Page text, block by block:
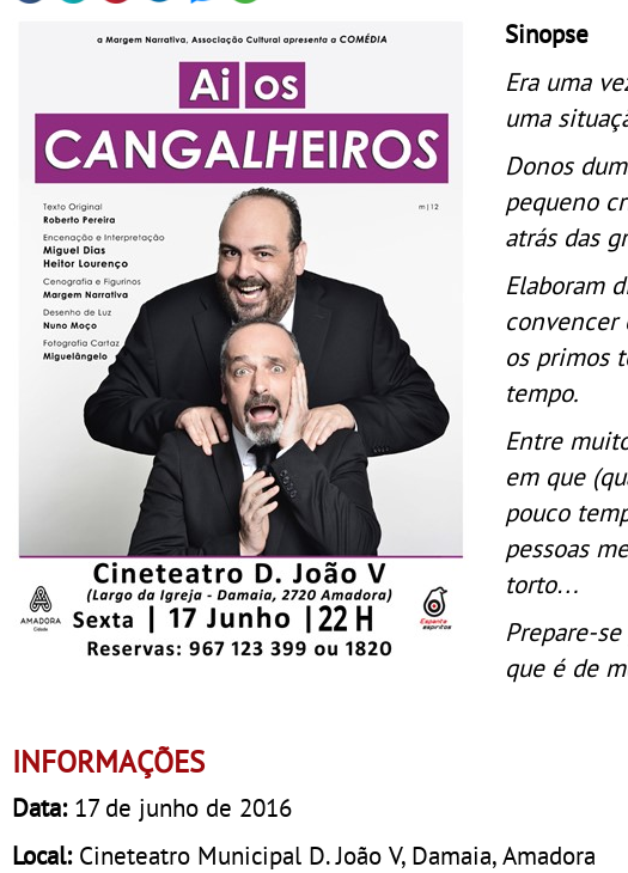
Sinopse
Era uma
uma
Donos
pequeno
atrás das
Elaboram
convencer
os primos
tempo.
Entre
em que
pouco
pessoas
torto…
Prepare-
que é de
INFORMAÇÕES
Data: 17 de junho de 2016
Local: Cineteatro Municipal D. João V, Damaia, Amadora